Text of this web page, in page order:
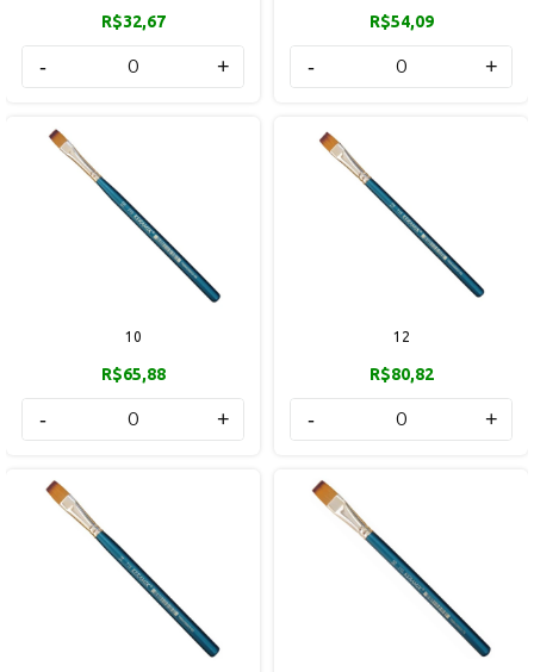
R$32,67
- +
R$54,09
- +
10
R$65,88
- +
12
R$80,82
- +